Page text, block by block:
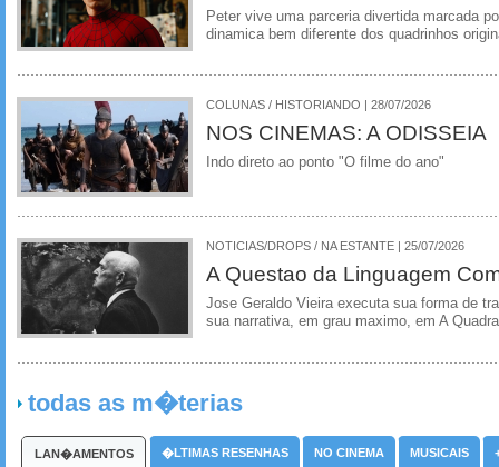
Peter vive uma parceria divertida marcada
dinamica bem diferente dos quadrinhos
COLUNAS / HISTORIANDO | 28/07/2026
NOS CINEMAS: A ODISSEIA
Indo direto ao ponto "O filme do ano"
NOTICIAS/DROPS / NA ESTANTE | 25/07/2026
A Questao da Linguagem
Jose Geraldo Vieira executa sua forma de
sua narrativa, em grau maximo, em A
todas as m�terias
LAN�AMENTOS �LTIMAS RESENHAS NO CINEMA MUSICAIS